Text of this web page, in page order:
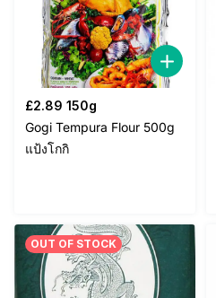
£2.89 150g
Gogi Tempura Flour 500g
แป้งโกกิ
OUT OF STOCK